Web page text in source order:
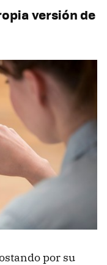
versión de
por su